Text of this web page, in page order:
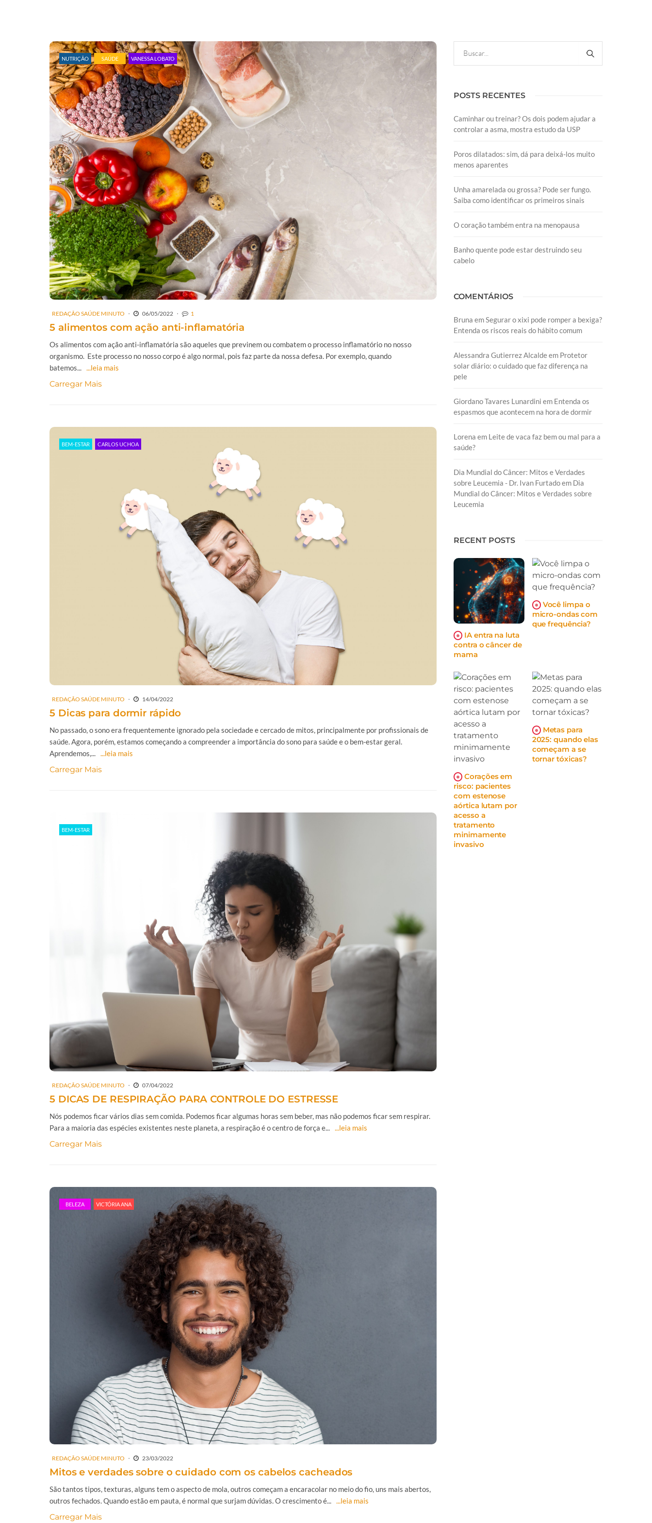
NUTRIÇÃO SAÚDE VANESSA LOBATO
REDAÇÃO SAÚDE MINUTO 06/05/2022 1
5 alimentos com ação anti-inflamatória
Os alimentos com ação anti-inflamatória são aqueles que previnem ou combatem o processo inflamatório no nosso
organismo. Este processo no nosso corpo é algo normal, pois faz parte da nossa defesa. Por exemplo, quando
batemos... ...leia mais
Carregar Mais
BEM-ESTAR CARLOS UCHOA
REDAÇÃO SAÚDE MINUTO 14/04/2022
5 Dicas para dormir rápido
No passado, o sono era frequentemente ignorado pela sociedade e cercado de mitos, principalmente por profissionais de
saúde. Agora, porém, estamos começando a compreender a importância do sono para saúde e o bem-estar geral.
Aprendemos,... ...leia mais
Carregar Mais
BEM-ESTAR
REDAÇÃO SAÚDE MINUTO 07/04/2022
5 DICAS DE RESPIRAÇÃO PARA CONTROLE DO ESTRESSE
Nós podemos ficar vários dias sem comida. Podemos ficar algumas horas sem beber, mas não podemos ficar sem respirar.
Para a maioria das espécies existentes neste planeta, a respiração é o centro de força e...
...leia mais
Carregar Mais
BELEZA VICTÓRIA ANA
REDAÇÃO SAÚDE MINUTO 23/03/2022
Mitos e verdades sobre o cuidado com os cabelos cacheados
São tantos tipos, texturas, alguns tem o aspecto de mola, outros começam a encaracolar no meio do fio, uns mais abertos,
outros fechados. Quando estão em pauta, é normal que surjam dúvidas. O crescimento é... ...leia mais
Carregar Mais
POSTS RECENTES
Caminhar ou treinar? Os dois podem ajudar a
controlar a asma, mostra estudo da USP
Poros dilatados: sim, dá para deixá-los muito
menos aparentes
Unha amarelada ou grossa? Pode ser fungo.
Saiba como identificar os primeiros sinais
O coração também entra na menopausa
Banho quente pode estar destruindo seu
cabelo
COMENTÁRIOS
Bruna em Segurar o xixi pode romper a bexiga?
Entenda os riscos reais do hábito comum
Alessandra Gutierrez Alcaldeem Protetor
solar diário: o cuidado que faz diferença na
pele
Giordano Tavares Lunardini em Entenda os
espasmos que acontecem na hora de dormir
Lorena em Leite de vaca faz bem ou mal para a
saúde?
Dia Mundial do Câncer: Mitos e Verdades
sobre Leucemia - Dr. Ivan Furtadoem Dia
Mundial do Câncer: Mitos e Verdades sobre
Leucemia
RECENT POSTS
IA entra na luta
contra o câncer de
mama
Você limpa o
micro-ondas com
que frequência?
Corações em
risco: pacientes
com estenose
aórtica lutam por
acesso a
tratamento
minimamente
invasivo
Metas para
2025: quando elas
começam a se
tornar tóxicas?